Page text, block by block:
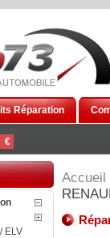
€
Réparation
ELV
Accueil